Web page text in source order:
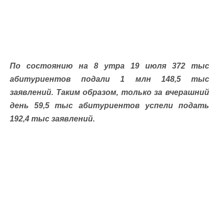
По состоянию на 8 утра 19 июля 372 тыс
абитуриентов подали 1 млн 148,5 тыс
заявлений. Таким образом, только за вчерашний
день 59,5 тыс абитуриентов успели подать
192,4 тыс заявлений.